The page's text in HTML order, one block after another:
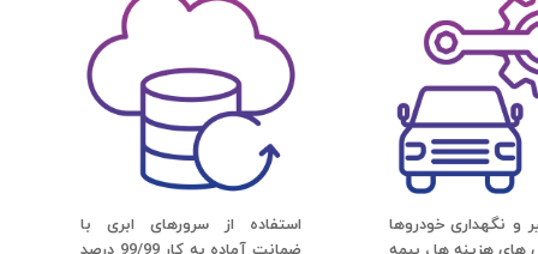
و نگهداری خودروها
استفاده از سرورهای ابری با